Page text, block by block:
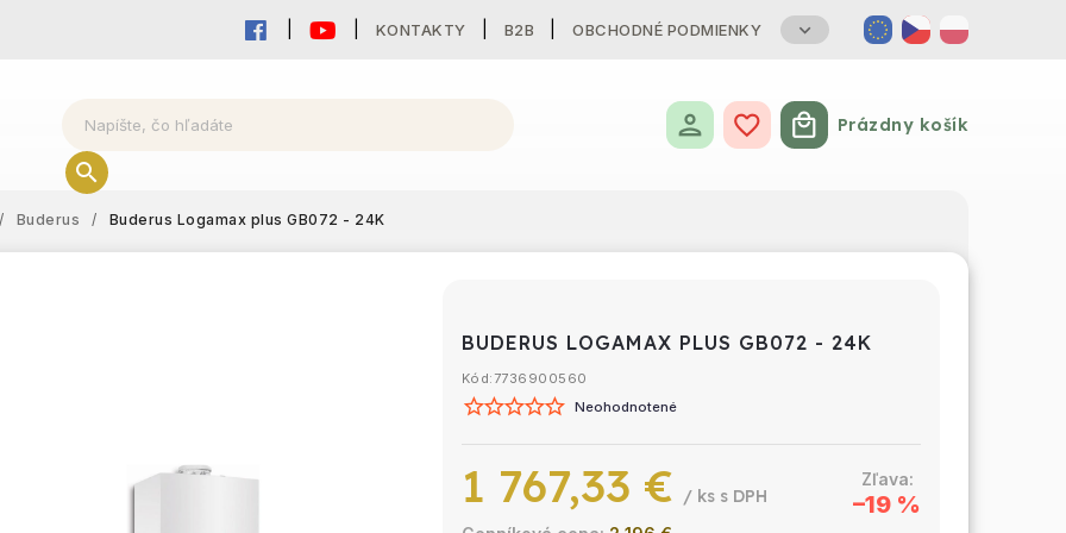
KONTAKTY B2B OBCHODNÉ PODMIENKY
Nákupný košík
Prázdny košík
/ Buderus / Buderus Logamax plus GB072 - 24K
BUDERUS LOGAMAX PLUS GB072 - 24K
Kód: 7736900560
Neohodnotené
–19 %
1 767,33 € / ks